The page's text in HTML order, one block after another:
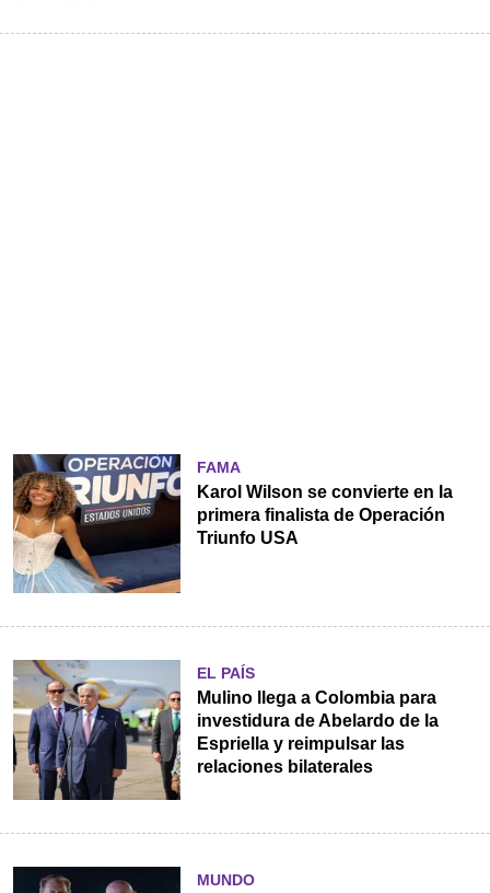
FAMA
Karol Wilson se convierte en la
primera finalista de Operación
Triunfo USA
EL PAÍS
Mulino llega a Colombia para
investidura de Abelardo de la
Espriella y reimpulsar las
relaciones bilaterales
MUNDO